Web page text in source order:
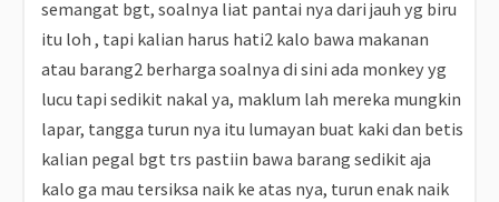
semangat bgt, soalnya liat pantai nya dari jauh yg biru
itu loh , tapi kalian harus hati2 kalo bawa makanan
atau barang2 berharga soalnya di sini ada monkey yg
lucu tapi sedikit nakal ya, maklum lah mereka mungkin
lapar, tangga turun nya itu lumayan buat kaki dan betis
kalian pegal bgt trs pastiin bawa barang sedikit aja
kalo ga mau tersiksa naik ke atas nya, turun enak naik